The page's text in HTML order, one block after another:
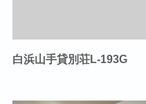
白浜山手貸別荘L-193G